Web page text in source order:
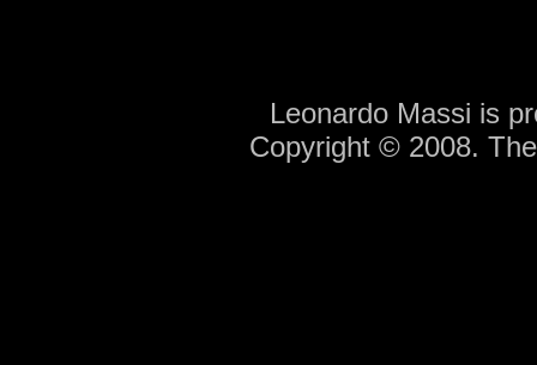
Leonardo Massi is
Copyright © 2008.